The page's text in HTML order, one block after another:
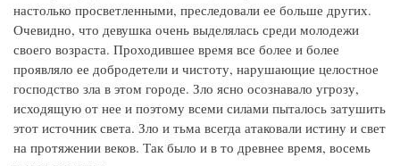
настолько просветленными, преследовали ее больше других.
Очевидно, что девушка очень выделялась среди молодежи
своего возраста. Проходившее время все более и более
проявляло ее добродетели и чистоту, нарушающие целостное
господство зла в этом городе. Зло ясно осознавало угрозу,
исходящую от нее и поэтому всеми силами пыталось затушить
этот источник света. Зло и тьма всегда атаковали истину и свет
на протяжении веков. Так было и в то древнее время, восемь